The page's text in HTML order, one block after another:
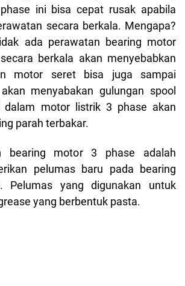
ini bisa cepat rusak apabila
secara berkala. Mengapa?
ada perawatan bearing motor
berkala akan menyebabkan
motor seret bisa juga sampai
menyabakan gulungan spool
motor listrik 3 phase akan
parah terbakar.
bearing motor 3 phase adalah
pelumas baru pada bearing
Pelumas yang digunakan untuk
yang berbentuk pasta.